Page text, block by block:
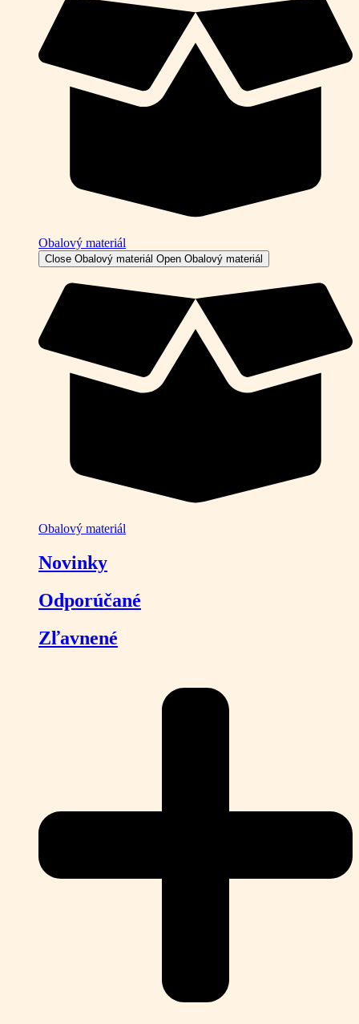
Obalový materiál
Close Obalový materiál Open Obalový materiál
Obalový materiál
Novinky
Odporúčané
Zľavnené